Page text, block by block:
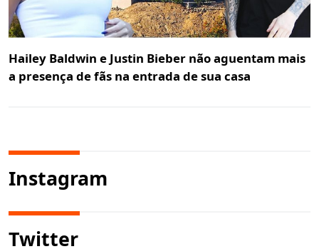
Hailey Baldwin e Justin Bieber não aguentam mais
a presença de fãs na entrada de sua casa
Instagram
Twitter